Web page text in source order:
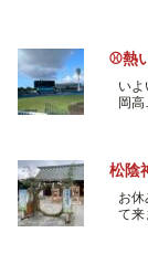
⚾熱
い
岡
松陰
お
て